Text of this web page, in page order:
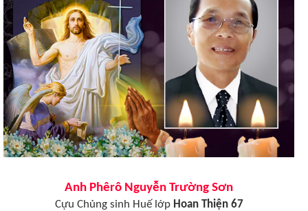
Anh Phêrô Nguyễn Trường Sơn
Cựu Chủng sinh Huế lớp Hoan Thiện 67